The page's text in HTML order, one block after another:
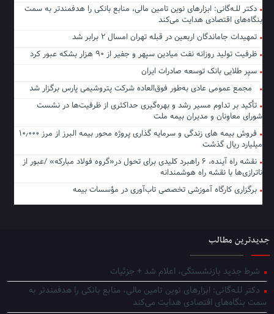
دکتر للـه‌گانی: ابزارهای نوین تامین مالی، منابع بانکی را هدفمندتر به سمت
بنگاه‌های اقتصادی هدایت می‌کند
تمهیدات جاماندگان اربعین در قبله تهران امسال ۲ برابر شد
ظرفیت تولید روزانه نفت میادین سپهر و جفیر از ۹۰ هزار بشکه عبور کرد
سپر طلایی بانک توسعه صادرات ایران
مجمع عمومی عادی به‌طور فوق‌العاده شرکت پتروشیمی پارس برگزار شد
تأکید بر تداوم مسیر رشد و بهره‌گیری حداکثری از ظرفیت‌ها در نشست
شورای معاونان و مدیران بیمه ملت
فروش بیمه های زندگی و سرمایه گذاری پروژه محور بیمه البرز از مرز ۱۰٫۰۰۰
میلیارد ریال گذشت
نقشه راه آینده، ۶ راهبرد کلیدی برای تحول در«گروه فولاد مبارکه» /عبور از
ناترازی‌ها با نقشه راه هوشمندانه
برگزاری کارگاه آموزشی تخصصی تاب‌آوری در مؤسسات بیمه
جدیدترین مطالب
شرط جدید بازنشستگی، اعلام شد + جزئیات
دکتر للـه‌گانی: ابزارهای نوین تامین مالی، منابع بانکی را هدفمندتر به
سمت بنگاه‌های اقتصادی هدایت می‌کند